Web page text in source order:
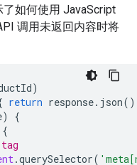
如何使用 JavaScript
调用未返回内容时将
)
return response. json
)
{
{
tag
.querySelector(